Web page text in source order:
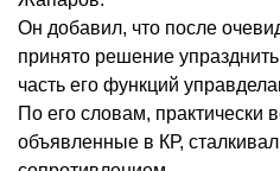
Он добавил, что после
принято решение
часть его функций
По его словам, практически
объявленные в КР,